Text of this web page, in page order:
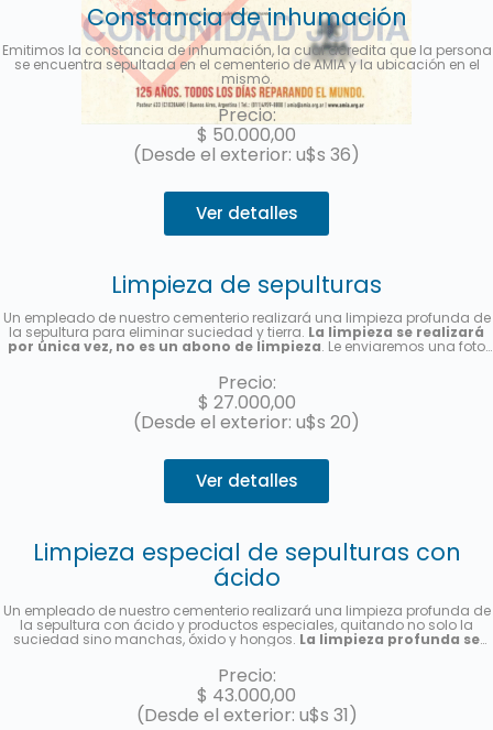
Constancia de inhumación
Emitimos la constancia de inhumación, la cual acredita que la persona
se encuentra sepultada en el cementerio de AMIA y la ubicación en el
mismo.
Precio:
$ 50.000,00
(Desde el exterior: u$s 36)
Ver detalles
Limpieza de sepulturas
Un empleado de nuestro cementerio realizará una limpieza profunda de
la sepultura para eliminar suciedad y tierra. La limpieza se realizará
por única vez, no es un abono de limpieza. Le enviaremos una foto
Precio:
$ 27.000,00
(Desde el exterior: u$s 20)
Ver detalles
Limpieza especial de sepulturas con
ácido
Un empleado de nuestro cementerio realizará una limpieza profunda de
la sepultura con ácido y productos especiales, quitando no solo la
suciedad sino manchas, óxido y hongos. La limpieza profunda se
una foto una vez finalizado el servicio.
Precio:
$ 43.000,00
(Desde el exterior: u$s 31)